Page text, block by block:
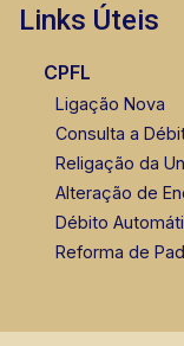
Links Úteis
CPFL
Ligação Nova
Consulta a
Religação da
Alteração de
Débito
Reforma de